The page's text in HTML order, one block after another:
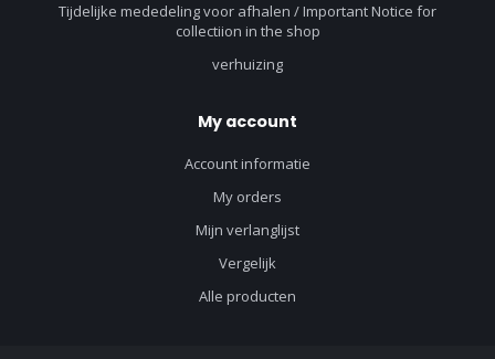
Tijdelijke mededeling voor afhalen / Important Notice for
collectiion in the shop
verhuizing
My account
Account informatie
My orders
Mijn verlanglijst
Vergelijk
Alle producten